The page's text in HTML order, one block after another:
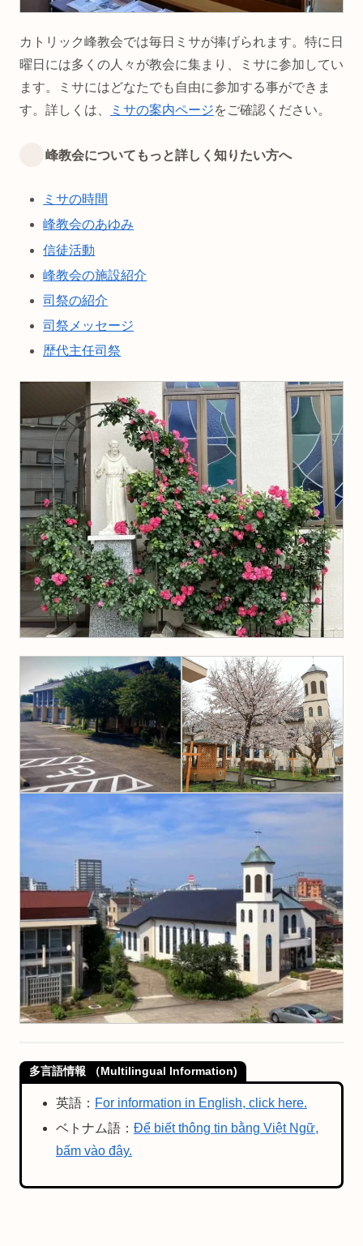
カトリック峰教会では毎日ミサが捧げられます。特に日
曜日には多くの人々が教会に集まり、ミサに参加してい
ます。ミサにはどなたでも自由に参加する事ができま
す。詳しくは、
ミサの案内ページをご確認ください。
峰教会についてもっと詳しく知りたい方へ
ミサの時間
峰教会のあゆみ
信徒活動
峰教会の施設紹介
司祭の紹介
司祭メッセージ
歴代主任司祭
多言語情報 （Multilingual Information)
英語： For information in English, click here.
ベトナム語： Để biết thông tin bằng Việt Ngữ,
bấm vào đây.